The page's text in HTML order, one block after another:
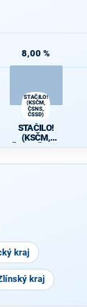
8,00 %
STAČILO!
(KSČM,
ČSNS,
ČSSD)
STAČILO!
(KSČM,
ČSNS, ČSSD)
kraj
kraj